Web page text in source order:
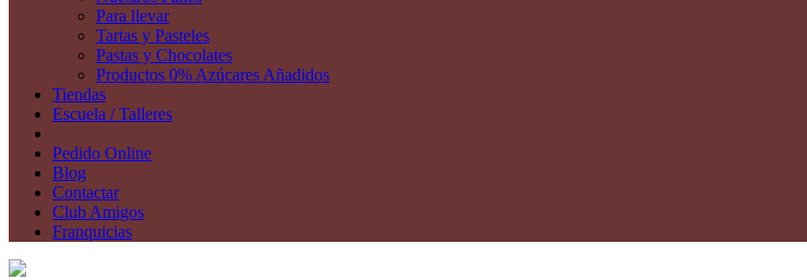
Para llevar
Tartas y Pasteles
Pastas y Chocolates
Productos 0% Azúcares Añadidos
Tiendas
Escuela / Talleres
Pedido Online
Blog
Contactar
Club Amigos
Franquicias